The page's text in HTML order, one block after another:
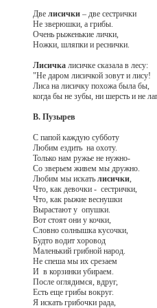
Двелисички – две сестрички
Не зверюшки, а грибы.
Очень рыженькие лички,
Ножки, шляпки и реснички.
Лисичкалисичке сказала в лесу:
"Не даром лисичкой зовут и лису!
Лиса на лисичку похожа была бы,
когда бы не зубы, ни шерсть и не
В. Пузырев
С папой каждую субботу
Любим ездить на охоту.
Только нам ружье не нужно-
Со зверьем живем мы дружно.
Любим мы искатьлисички,
Что, как девочки - сестрички,
Что, как рыжие веснушки
Вырастают у опушки.
Вот стоят они у кочки,
Словно солнышка кусочки,
Будто водит хоровод
Маленький грибной народ.
Не спеша мы их срезаем
И в корзинки убираем.
После оглядимся, вдруг,
Есть еще грибы вокруг.
Я искать грибочки рада,